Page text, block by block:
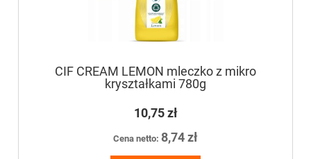
CIF CREAM LEMON mleczko z mikro
kryształkami 780g
10,75 zł
Cena netto: 8,74 zł